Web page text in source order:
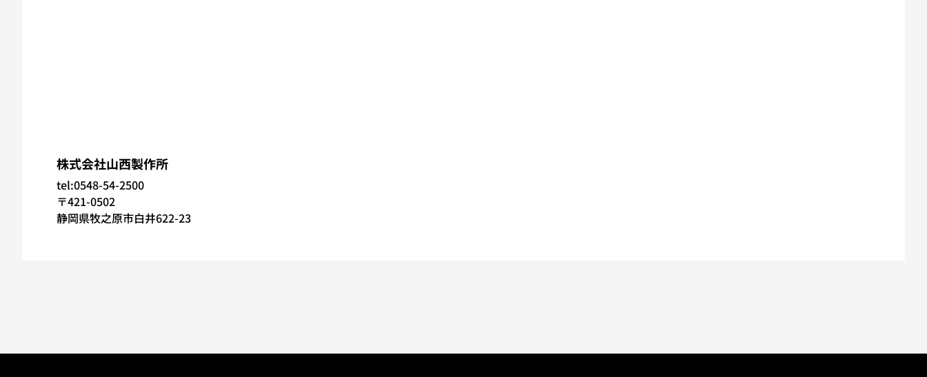
株式会社山西製作所
tel:0548-54-2500
〒421-0502
静岡県牧之原市白井622-23